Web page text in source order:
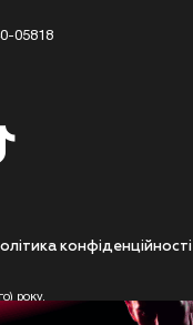
05818
конфiденцiйностi
року.
що досяг 21-річного віку.